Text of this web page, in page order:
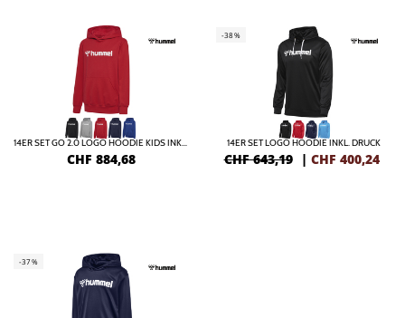
14ER SET GO 2.0 LOGO HOODIE KIDS INKL. DRUCK
CHF 884,68
-38%
14ER SET LOGO HOODIE INKL. DRUCK
CHF 643,19 | CHF 400,24
-37%